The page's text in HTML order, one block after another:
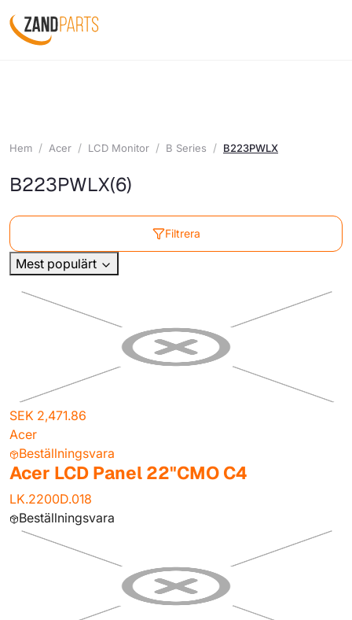
Hem Acer LCD Monitor B Series B223PWLX
B223PWLX(6)
Filtrera
Mest populärt
SEK 2,471.86
Acer
Beställningsvara
Acer LCD Panel 22"CMO C4
LK.2200D.018
Beställningsvara